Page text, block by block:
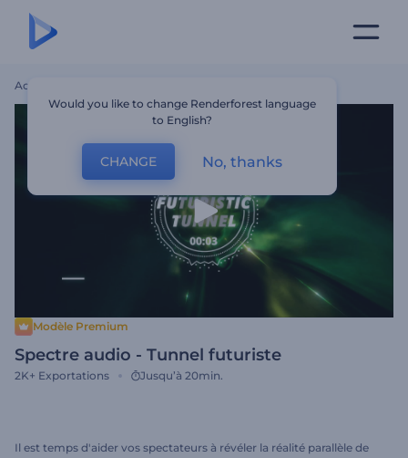
Accueil
Modèle Premium
Spectre audio - Tunnel futuriste
2K+ Exportations Jusqu’à 20min.
Il est temps d'aider vos spectateurs à révéler la réalité parallèle de
Would you like to change Renderforest language
to English?
CHANGE No, thanks